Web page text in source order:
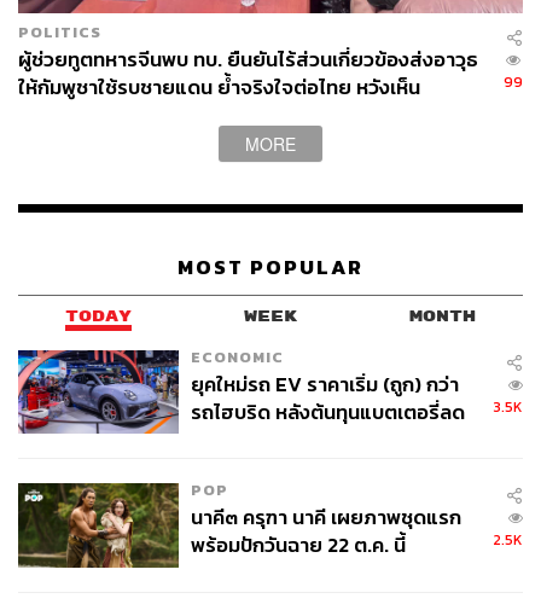
POLITICS
ผู้ช่วยทูตทหารจีนพบ ทบ. ยืนยันไร้ส่วนเกี่ยวข้องส่งอาวุธ
ให้กัมพูชาใช้รบชายแดน ย้ำจริงใจต่อไทย หวังเห็น
99
MORE
MOST POPULAR
TODAY WEEK MONTH
ECONOMIC
ยุคใหม่รถ EV ราคาเริ่ม (ถูก) กว่า
รถไฮบริด หลังต้นทุนแบตเตอรี่ลด
3.5K
POP
นาคี๓ ครุฑา นาคี เผยภาพชุดแรก
พร้อมปักวันฉาย 22 ต.ค. นี้
2.5K